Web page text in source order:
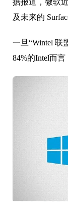
及未来的
一旦“Wintel 联
84%的Intel而言